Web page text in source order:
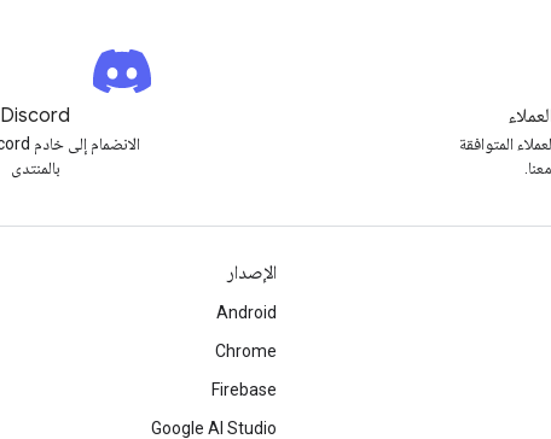
المتوافقة
Discord
بالمنتدى
الإصدار
Android
Chrome
Firebase
Google AI Studio